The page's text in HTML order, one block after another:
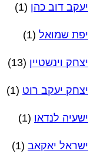
יעקב דוב כהן (1)
יפת שמואל (1)
יצחק וינשטיין (13)
יצחק יעקב רוט (1)
ישעיה לנדאו (1)
ישראל יאקאב (1)